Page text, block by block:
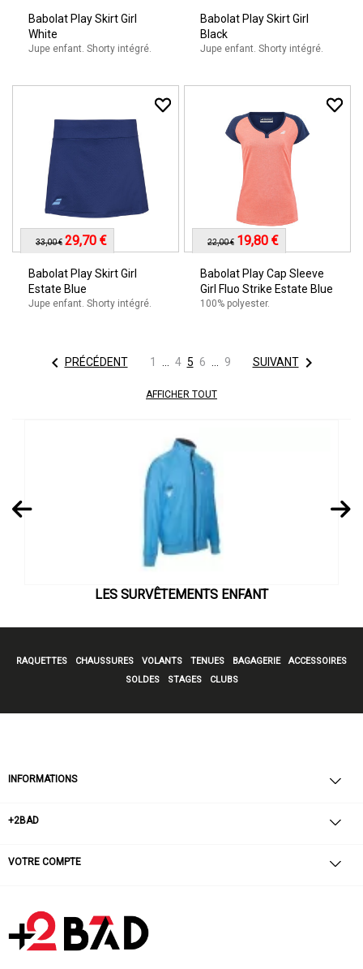
Babolat Play Skirt Girl
White
Jupe enfant. Shorty intégré.
Babolat Play Skirt Girl
Black
Jupe enfant. Shorty intégré.
Babolat Play Skirt Girl
Estate Blue
Jupe enfant. Shorty intégré.
33,00 € 29,70 €
Babolat Play Cap Sleeve
Girl Fluo Strike Estate Blue
100% polyester.
22,00 € 19,80 €
PRÉCÉDENT 1 4 5 6 9 SUIVANT
AFFICHER TOUT
LES SURVÊTEMENTS ENFANT
RAQUETTES CHAUSSURES VOLANTS TENUES BAGAGERIE
ACCESSOIRES
SOLDES
STAGES CLUBS
INFORMATIONS
+2BAD
VOTRE COMPTE